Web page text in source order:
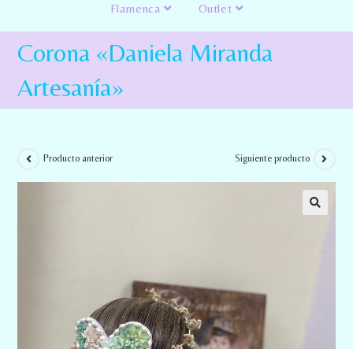
Flamenca Outlet
Corona «Daniela Miranda
Artesanía»
Producto anterior Siguiente producto